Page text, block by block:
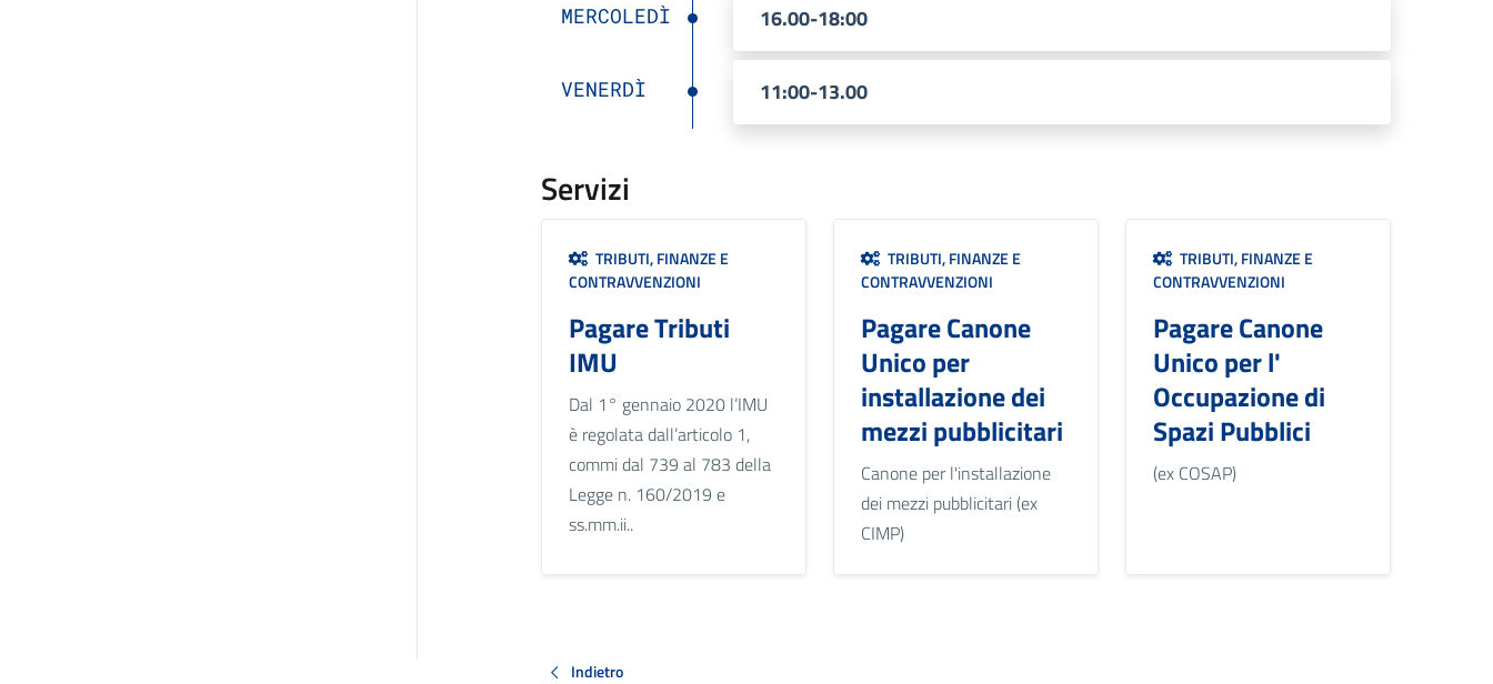
MERCOLEDÌ 16.00-18:00
VENERDÌ 11:00-13.00
Servizi
TRIBUTI, FINANZE E
CONTRAVVENZIONI
Pagare Tributi
IMU
Dal 1° gennaio 2020 l’IMU
è regolata dall’articolo 1,
commi dal 739 al 783 della
Legge n. 160/2019 e
ss.mm.ii..
TRIBUTI, FINANZE E
CONTRAVVENZIONI
Pagare Canone
Unico per
installazione dei
mezzi pubblicitari
Canone per l'installazione
dei mezzi pubblicitari (ex
CIMP)
TRIBUTI, FINANZE E
CONTRAVVENZIONI
Pagare Canone
Unico per l'
Occupazione di
Spazi Pubblici
(ex COSAP)
Indietro